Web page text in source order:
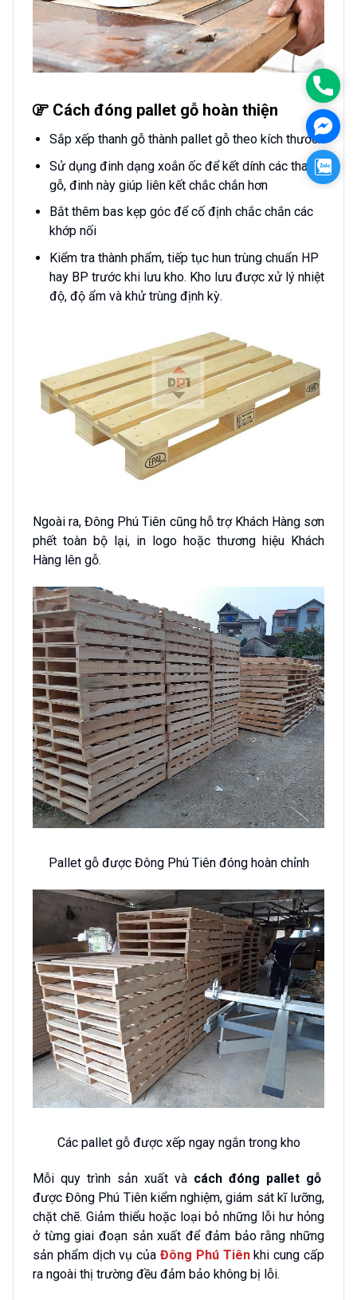
Cách đóng pallet gỗ hoàn thiện
Sắp xếp thanh gỗ thành pallet gỗ theo kích thước.
Sử dụng đinh dạng xoắn ốc để kết dính các thanh
gỗ, đinh này giúp liên kết chắc chắn hơn
Bắt thêm bas kẹp góc để cố định chắc chắn các
khớp nối
Kiểm tra thành phẩm, tiếp tục hun trùng chuẩn HP
hay BP trước khi lưu kho. Kho lưu được xử lý nhiệt
độ, độ ẩm và khử trùng định kỳ.
Ngoài ra, Đông Phú Tiên cũng hỗ trợ Khách Hàng sơn
phết toàn bộ lại, in logo hoặc thương hiệu Khách
Hàng lên gỗ.
Pallet gỗ được Đông Phú Tiên đóng hoàn chỉnh
Các pallet gỗ được xếp ngay ngắn trong kho
Mỗi quy trình sản xuất và cách đóng pallet gỗ
được Đông Phú Tiên kiểm nghiệm, giám sát kĩ lưỡng,
chặt chẽ. Giảm thiểu hoặc loại bỏ những lỗi hư hỏng
ở từng giai đoạn sản xuất để đảm bảo rằng những
sản phẩm dịch vụ của Đông Phú Tiênkhi cung cấp
ra ngoài thị trường đều đảm bảo không bị lỗi.
Zalo